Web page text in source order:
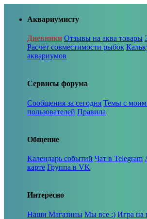
Аквариумисту
Дневники Отзывы на аква товары
Расчет совместимости рыбок
аквариумов
Сервисы форума
Сообщения за сегодня Темы с моим
пользователей Правила
Общение
Календарь событий Чат в Telegram
карте Группа в VK
Интересно
Наши Магазины Мы все :) Игра на